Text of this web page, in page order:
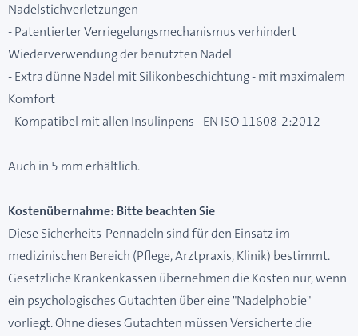
Nadelstichverletzungen
- Patentierter Verriegelungsmechanismus verhindert
Wiederverwendung der benutzten Nadel
- Extra dünne Nadel mit Silikonbeschichtung - mit maximalem
Komfort
- Kompatibel mit allen Insulinpens - EN ISO 11608-2:2012
Auch in 5 mm erhältlich.
Kostenübernahme: Bitte beachten Sie
Diese Sicherheits-Pennadeln sind für den Einsatz im
medizinischen Bereich (Pflege, Arztpraxis, Klinik) bestimmt.
Gesetzliche Krankenkassen übernehmen die Kosten nur, wenn
ein psychologisches Gutachten über eine "Nadelphobie"
vorliegt. Ohne dieses Gutachten müssen Versicherte die